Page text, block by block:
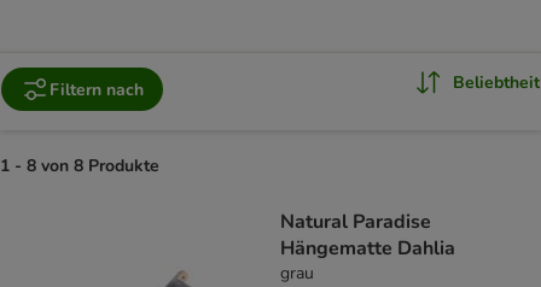
Filtern nach Beliebtheit
1 - 8 von 8 Produkte
Natural Paradise
Hängematte Dahlia
grau